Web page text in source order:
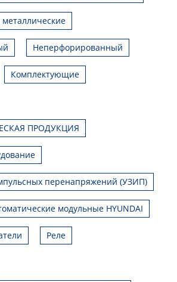
Неперфорированный
Комплектующие
ПРОДУКЦИЯ
перенапряжений (УЗИП)
модульные HYUNDAI
Реле